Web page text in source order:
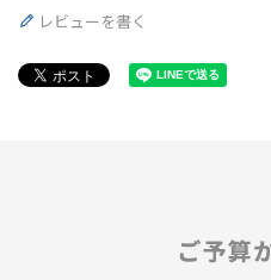
レビューを書く